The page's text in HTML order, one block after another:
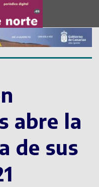
abre la
de sus